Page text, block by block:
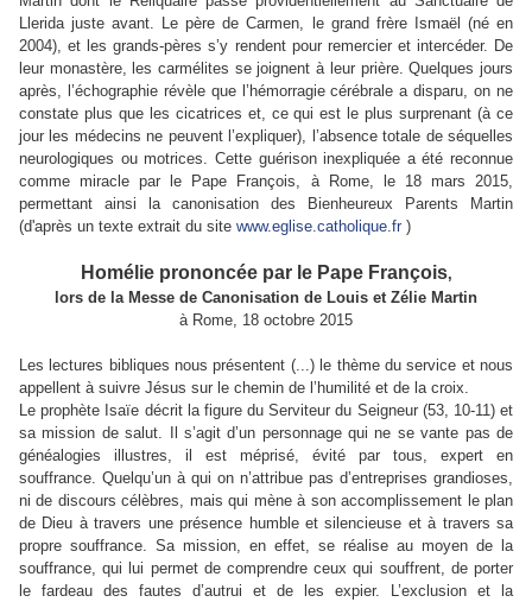
Llerida juste avant. Le père de Carmen, le grand frère Ismaël (né en
2004), et les grands-pères s’y rendent pour remercier et intercéder. De
leur monastère, les carmélites se joignent à leur prière. Quelques jours
après, l’échographie révèle que l’hémorragie cérébrale a disparu, on ne
constate plus que les cicatrices et, ce qui est le plus surprenant (à ce
jour les médecins ne peuvent l’expliquer), l’absence totale de séquelles
neurologiques ou motrices. Cette guérison inexpliquée a été reconnue
comme miracle par le Pape François, à Rome, le 18 mars 2015,
permettant ainsi la canonisation des Bienheureux Parents Martin
(d'après un texte extrait du site www.eglise.catholique.fr )
Homélie prononcée par le Pape François,
lors de la Messe de Canonisation de Louis et Zélie Martin
à Rome, 18 octobre 2015
Les lectures bibliques nous présentent (...) le thème du service et nous
appellent à suivre Jésus sur le chemin de l’humilité et de la croix.
Le prophète Isaïe décrit la figure du Serviteur du Seigneur (53, 10-11) et
sa mission de salut. Il s’agit d’un personnage qui ne se vante pas de
généalogies illustres, il est méprisé, évité par tous, expert en
souffrance. Quelqu’un à qui on n’attribue pas d’entreprises grandioses,
ni de discours célèbres, mais qui mène à son accomplissement le plan
de Dieu à travers une présence humble et silencieuse et à travers sa
propre souffrance. Sa mission, en effet, se réalise au moyen de la
souffrance, qui lui permet de comprendre ceux qui souffrent, de porter
le fardeau des fautes d’autrui et de les expier. L’exclusion et la